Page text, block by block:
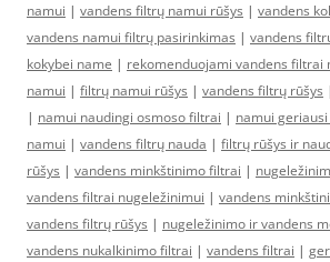
namui | vandens filtrų namui rūšys | vandens
vandens namui filtrų pasirinkimas | vandens
kokybei name | rekomenduojami vandens filtrai
namui | filtrų namui rūšys | vandens filtrų rūšys
| namui naudingi osmoso filtrai | namui
namui | vandens filtrų nauda | filtrų rūšys ir
rūšys | vandens minkštinimo filtrai |
vandens filtrai nugeležinimui | vandens
vandens filtrų rūšys | nugeležinimo ir vandens
vandens nukalkinimo filtrai | vandens filtrai |